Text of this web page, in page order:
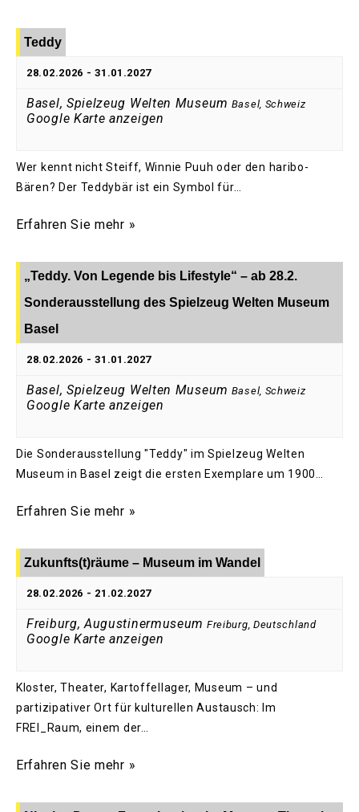
Teddy
28.02.2026 -31.01.2027
Basel, Spielzeug Welten Museum Basel, Schweiz
Google Karte anzeigen
Wer kennt nicht Steiff, Winnie Puuh oder den haribo-
Bären? Der Teddybär ist ein Symbol für…
Erfahren Sie mehr »
„Teddy. Von Legende bis Lifestyle“ – ab 28.2.
Sonderausstellung des Spielzeug Welten Museum
Basel
28.02.2026 -31.01.2027
Basel, Spielzeug Welten Museum Basel, Schweiz
Google Karte anzeigen
Die Sonderausstellung "Teddy" im Spielzeug Welten
Museum in Basel zeigt die ersten Exemplare um 1900…
Erfahren Sie mehr »
Zukunfts(t)räume – Museum im Wandel
28.02.2026 - 21.02.2027
Freiburg, Augustinermuseum Freiburg, Deutschland
Google Karte anzeigen
Kloster, Theater, Kartoffellager, Museum – und
partizipativer Ort für kulturellen Austausch: Im
FREI_Raum, einem der…
Erfahren Sie mehr »